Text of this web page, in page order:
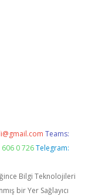
Teams:
0 726 Telegram:
Bilgi Teknolojileri
bir Yer Sağlayıcı